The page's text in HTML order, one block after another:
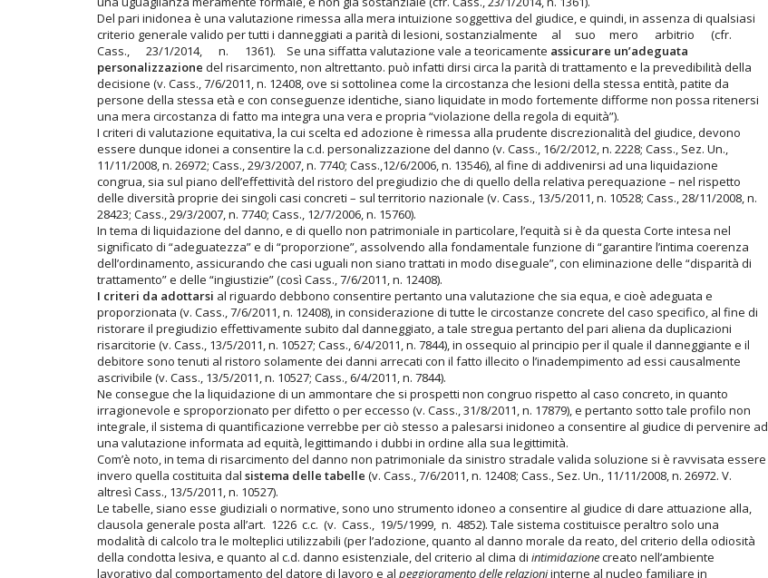
Del pari inidonea è una valutazione rimessa alla mera intuizione soggettiva del giudice, e quindi, in assenza di qualsiasi
criterio generale valido per tutti i danneggiati a parità di lesioni, sostanzialmente al suo mero arbitrio (cfr.
Cass., 23/1/2014, n. 1361). Se una siffatta valutazione vale a teoricamente assicurare un’adeguata
personalizzazione del risarcimento, non altrettanto. può infatti dirsi circa la parità di trattamento e la prevedibilità della
decisione (v. Cass., 7/6/2011, n. 12408, ove si sottolinea come la circostanza che lesioni della stessa entità, patite da
persone della stessa età e con conseguenze identiche, siano liquidate in modo fortemente difforme non possa ritenersi
una mera circostanza di fatto ma integra una vera e propria “violazione della regola di equità”).
I criteri di valutazione equitativa, la cui scelta ed adozione è rimessa alla prudente discrezionalità del giudice, devono
essere dunque idonei a consentire la c.d. personalizzazione del danno (v. Cass., 16/2/2012, n. 2228; Cass., Sez. Un.,
11/11/2008, n. 26972; Cass., 29/3/2007, n. 7740; Cass.,12/6/2006, n. 13546), al fine di addivenirsi ad una liquidazione
congrua, sia sul piano dell’effettività del ristoro del pregiudizio che di quello della relativa perequazione – nel rispetto
delle diversità proprie dei singoli casi concreti – sul territorio nazionale (v. Cass., 13/5/2011, n. 10528; Cass., 28/11/2008, n.
28423; Cass., 29/3/2007, n. 7740; Cass., 12/7/2006, n. 15760).
In tema di liquidazione del danno, e di quello non patrimoniale in particolare, l’equità si è da questa Corte intesa nel
significato di “adeguatezza” e di “proporzione”, assolvendo alla fondamentale funzione di “garantire l’intima coerenza
dell’ordinamento, assicurando che casi uguali non siano trattati in modo diseguale”, con eliminazione delle “disparità di
trattamento” e delle “ingiustizie” (così Cass., 7/6/2011, n. 12408).
I criteri da adottarsi al riguardo debbono consentire pertanto una valutazione che sia equa, e cioè adeguata e
proporzionata (v. Cass., 7/6/2011, n. 12408), in considerazione di tutte le circostanze concrete del caso specifico, al fine di
ristorare il pregiudizio effettivamente subito dal danneggiato, a tale stregua pertanto del pari aliena da duplicazioni
risarcitorie (v. Cass., 13/5/2011, n. 10527; Cass., 6/4/2011, n. 7844), in ossequio al principio per il quale il danneggiante e il
debitore sono tenuti al ristoro solamente dei danni arrecati con il fatto illecito o l’inadempimento ad essi causalmente
ascrivibile (v. Cass., 13/5/2011, n. 10527; Cass., 6/4/2011, n. 7844).
Ne consegue che la liquidazione di un ammontare che si prospetti non congruo rispetto al caso concreto, in quanto
irragionevole e sproporzionato per difetto o per eccesso (v. Cass., 31/8/2011, n. 17879), e pertanto sotto tale profilo non
integrale, il sistema di quantificazione verrebbe per ciò stesso a palesarsi inidoneo a consentire al giudice di pervenire ad
una valutazione informata ad equità, legittimando i dubbi in ordine alla sua legittimità.
Com’è noto, in tema di risarcimento del danno non patrimoniale da sinistro stradale valida soluzione si è ravvisata essere
invero quella costituita dal sistema delle tabelle (v. Cass., 7/6/2011, n. 12408; Cass., Sez. Un., 11/11/2008, n. 26972. V.
altresì Cass., 13/5/2011, n. 10527).
Le tabelle, siano esse giudiziali o normative, sono uno strumento idoneo a consentire al giudice di dare attuazione alla,
clausola generale posta all’art. 1226 c.c. (v. Cass., 19/5/1999, n. 4852). Tale sistema costituisce peraltro solo una
modalità di calcolo tra le molteplici utilizzabili (per l’adozione, quanto al danno morale da reato, del criterio della odiosità
della condotta lesiva, e quanto al c.d. danno esistenziale, del criterio al clima di intimidazionecreato nell’ambiente
lavorativo dal comportamento del datore di lavoro e al peggioramento delle relazioniinterne al nucleo familiare in